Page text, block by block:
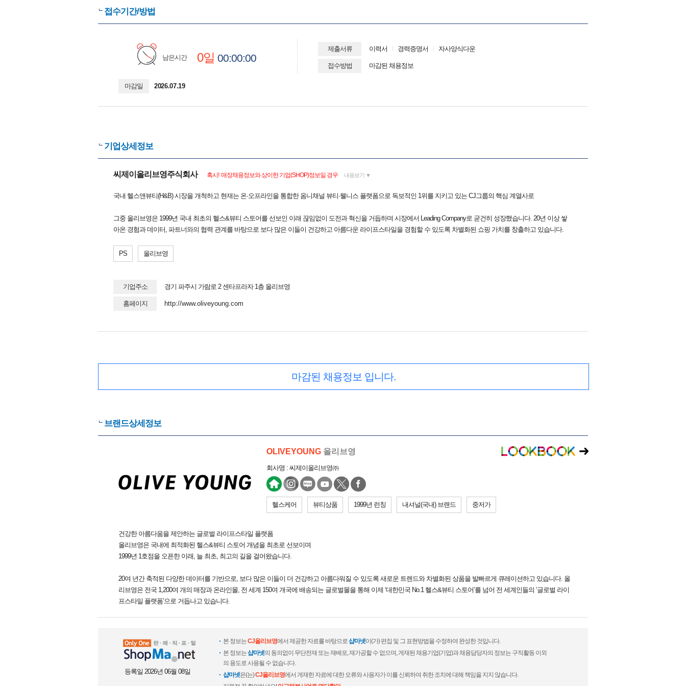
접수기간/방법
남은시간 0일 00:00:00
마감일 2026.07.19
제출서류 이력서 경력증명서 자사양식다운
접수방법 마감된 채용정보
기업상세정보
씨제이올리브영주식회사 혹시! 매장채용정보와 상이한 기업(SHOP)정보일 경우 내용보기 ▼
국내 헬스앤뷰티(H&B) 시장을 개척하고 현재는 온·오프라인을 통합한 옴니채널 뷰티·웰니스 플랫폼으로 독보적인 1위를 지키고 있는 CJ그룹의 핵심 계열사로
그중 올리브영은 1999년 국내 최초의 헬스&뷰티 스토어를 선보인 이래 끊임없이 도전과 혁신을 거듭하며 시장에서 Leading Company로 굳건히 성장했습니다. 20년 이상 쌓
아온 경험과 데이터, 파트너와의 협력 관계를 바탕으로 보다 많은 이들이 건강하고 아름다운 라이프스타일을 경험할 수 있도록 차별화된 쇼핑 가치를 창출하고 있습니다.
PS 올리브영
기업주소 경기 파주시 가람로 2 센타프라자 1층 올리브영
홈페이지 http://www.oliveyoung.com
마감된 채용정보 입니다.
브랜드상세정보
OLIVEYOUNG 올리브영
회사명 : 씨제이올리브영㈜
헬스케어 뷰티상품 1999년 런칭 내셔널(국내) 브랜드 중저가
건강한 아름다움을 제안하는 글로벌 라이프스타일 플랫폼
올리브영은 국내에 최적화된 헬스&뷰티 스토어 개념을 최초로 선보이며
1999년 1호점을 오픈한 이래, 늘 최초, 최고의 길을 걸어왔습니다.
20여 년간 축적된 다양한 데이터를 기반으로, 보다 많은 이들이 더 건강하고 아름다워질 수 있도록 새로운 트렌드와 차별화된 상품을 발빠르게 큐레이션하고 있습니다. 올
리브영은 전국 1,200여 개의 매장과 온라인몰, 전 세계 150여 개국에 배송되는 글로벌몰을 통해 이제 ‘대한민국 No.1 헬스&뷰티 스토어’를 넘어 전 세계인들의 ‘글로벌 라이
프스타일 플랫폼’으로 거듭나고 있습니다.
등록일 2026년 06월 08일
본 정보는CJ올리브영에서 제공한 자료를 바탕으로샵마넷이(가) 편집 및 그 표현방법을 수정하여 완성한 것입니다.
본 정보는샵마넷의 동의없이 무단전재 또는 재배포, 재가공할 수 없으며, 게재된 채용기업(기업)과 채용담당자의 정보는 구직활동 이외
의 용도로 사용될 수 없습니다.
샵마넷은(는)CJ올리브영에서 게재한 자료에 대한 오류와 사용자가 이를 신뢰하여 취한 조치에 대해 책임을 지지 않습니다.